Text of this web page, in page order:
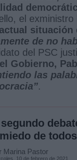
el
situación
de no
del PSC
Gobierno,
las
.
de
Marina Pastor
10 de febrero de 2021